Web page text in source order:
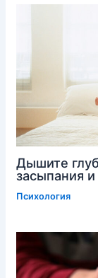
Дышите
засыпания
Психология